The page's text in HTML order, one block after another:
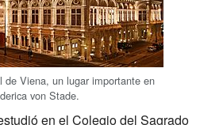
de Viena, un lugar importante en
von Stade.
en el Colegio del Sagrado